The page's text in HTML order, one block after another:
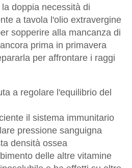
doppia necessità di
a tavola l'olio extravergine
sopperire alla mancanza di
prima in primavera
per affrontare i raggi
a regolare l'equilibrio del
il sistema immunitario
pressione sanguigna
densità ossea
delle altre vitamine